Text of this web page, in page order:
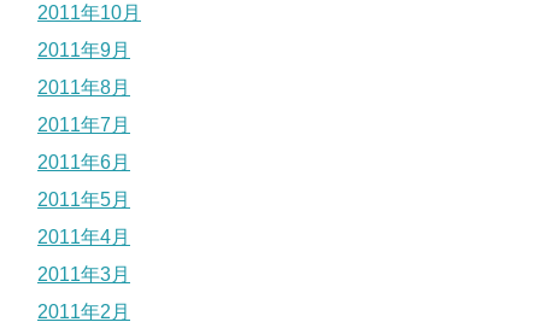
2011年10月
2011年9月
2011年8月
2011年7月
2011年6月
2011年5月
2011年4月
2011年3月
2011年2月